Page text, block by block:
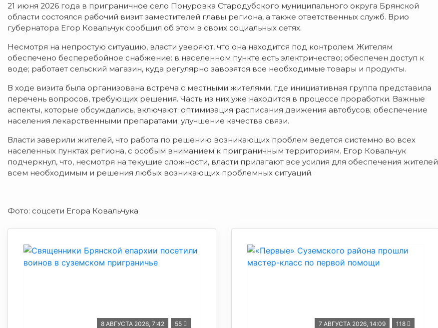
21 июня 2026 года в приграничное село Понуровка Стародубского муниципального округа Брянской
области состоялся рабочий визит заместителей главы региона, а также ответственных служб. Врио
губернатора Егор Ковальчук сообщил об этом в своих социальных сетях.
Несмотря на непростую ситуацию, власти уверяют, что она находится под контролем. Жителям
обеспечено бесперебойное снабжение: в населенном пункте есть электричество; обеспечен доступ к
воде; работает сельский магазин, куда регулярно завозятся все необходимые товары и продукты.
В ходе визита была организована встреча с местными жителями, где инициативная группа представила
перечень вопросов, требующих решения. Часть из них уже находится в процессе проработки. Важные
аспекты, которые обсуждались, включают: оптимизация расписания движения автобусов; обеспечение
населения лекарственными препаратами; улучшение качества связи.
Власти заверили жителей, что работа по решению возникающих проблем ведется системно во всех
населенных пунктах региона, с особым вниманием к приграничным территориям. Егор Ковальчук
подчеркнул, что, несмотря на текущие сложности, власти прилагают все усилия для обеспечения жителей
всем необходимым и решения любых возникающих проблемных ситуаций.
Фото: соцсети Егора Ковальчука
8 АВГУСТА 2026, 7:42 55 7 АВГУСТА 2026, 14:09 118